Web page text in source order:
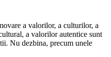
a valorilor, a culturilor, a
a valorilor autentice sunt
Nu dezbina, precum unele